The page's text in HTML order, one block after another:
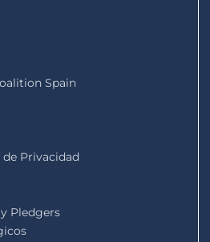
Spain
Privacidad
Pledgers